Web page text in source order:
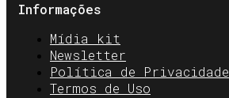
Informações
Mídia kit
Newsletter
Política de Privacidade
Termos de Uso